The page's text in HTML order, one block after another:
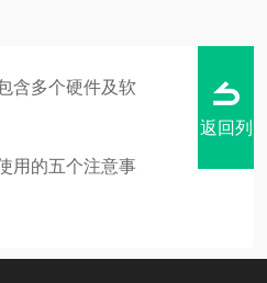
含多个硬件及软
用的五个注意事
返回列